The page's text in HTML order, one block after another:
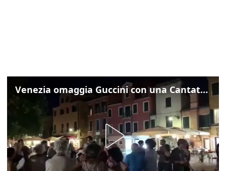
Venezia omaggia Guccini con una Cantata Anarchica in campo Santa Margherita